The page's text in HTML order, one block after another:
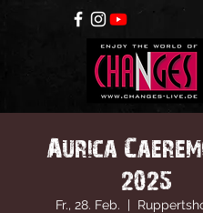
Aurica
2025
Fr., 28. Feb.
  |